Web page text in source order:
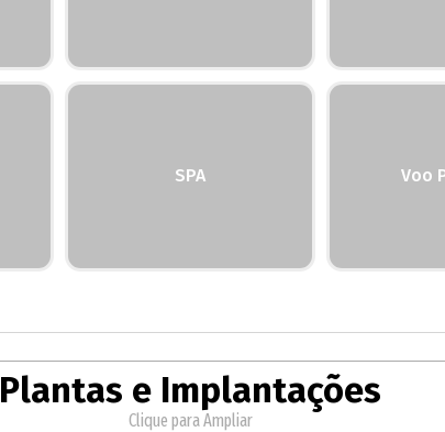
SPA Voo
Plantas e Implantações
Clique para Ampliar